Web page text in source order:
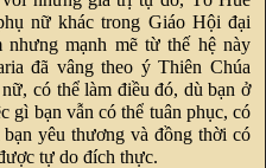
nữ khác trong Giáo Hội đại
mạnh mẽ từ thế hệ này
đã vâng theo ý Thiên Chúa
có thể làm điều đó, dù bạn ở
gì bạn vẫn có thể tuân phục, có
yêu thương và đồng thời có
tự do đích thực.